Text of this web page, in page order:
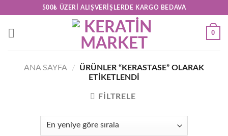
content
500₺ ÜZERI ALIŞVERIŞLERDE KARGO BEDAVA
0
ANA SAYFA /
ÜRÜNLER “KERASTASE” OLARAK
ETIKETLENDI
FILTRELE